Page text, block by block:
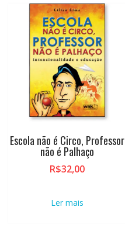
Escola não é Circo, Professor
não é Palhaço
R$32,00
Ler mais